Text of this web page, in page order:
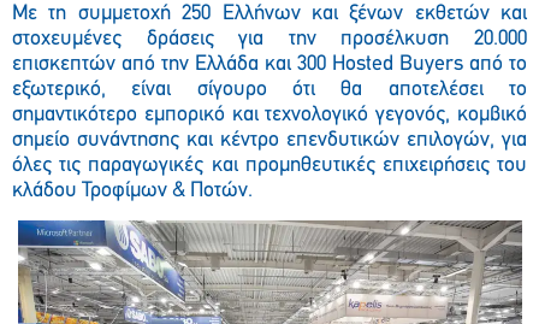
Με τη συμμετοχή 250 Ελλήνων και ξένων εκθετών και
στοχευμένες δράσεις για την προσέλκυση 20.000
επισκεπτών από την Ελλάδα και 300 Hosted Buyers από το
εξωτερικό, είναι σίγουρο ότι θα αποτελέσει το
σημαντικότερο εμπορικό και τεχνολογικό γεγονός, κομβικό
σημείο συνάντησης και κέντρο επενδυτικών επιλογών, για
όλες τις παραγωγικές και προμηθευτικές επιχειρήσεις του
κλάδου Τροφίμων & Ποτών.